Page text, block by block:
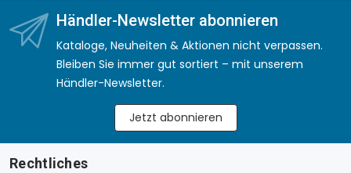
Händler-Newsletter abonnieren
Kataloge, Neuheiten & Aktionen nicht verpassen.
Bleiben Sie immer gut sortiert – mit unserem
Händler-Newsletter.
Jetzt abonnieren
Rechtliches